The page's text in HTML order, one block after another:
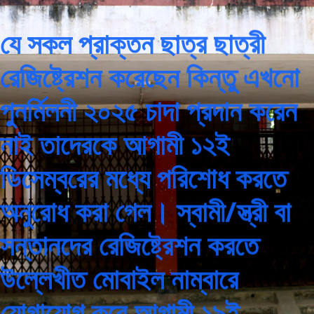
যে সকল প্রাক্তন ছাত্র ছাত্রী
রেজিষ্ট্রেশন করেছেন কিন্তু এখনো
পুনর্মিলনী ২০২৫ চাদা প্রদান করেন
নাই তাদেরকে আগামী ১২ই
ডিসেম্বরের মধ্যে পরিশোধ করতে
অনুরোধ করা গেল। স্বামী/স্ত্রী বা
সন্তানদের রেজিষ্ট্রেশন করতে
উল্লেখীত মোবাইল নাম্বারে